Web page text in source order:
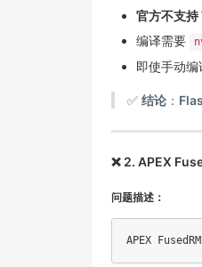
官方不支
编译需要
即使手动
✅ 结论：
❌ 2. APEX
问题描述：